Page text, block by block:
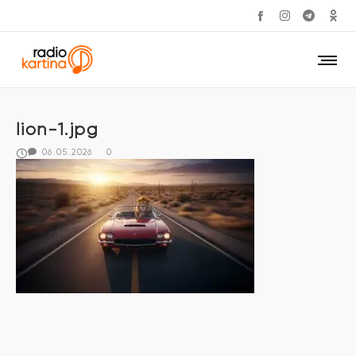
lion-1.jpg
06.05.2026 0